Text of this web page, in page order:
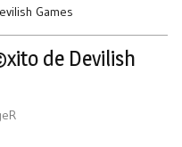
Games
de Devilish